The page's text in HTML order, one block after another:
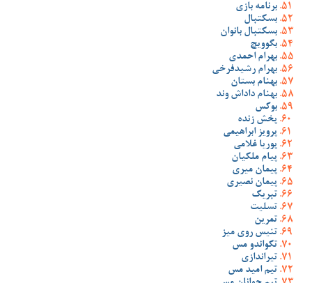
برنامه بازی
بسکتبال
بسکتبال بانوان
بگوویچ
بهرام احمدی
بهرام رشیدفرخی
بهنام بستان
بهنام داداش وند
بوکس
پخش زنده
پرویز ابراهیمی
پوریا غلامی
پیام ملکیان
پیمان میری
پیمان نصیری
تبریک
تسلیت
تمرین
تنیس روی میز
تکواندو مس
تیراندازی
تیم امید مس